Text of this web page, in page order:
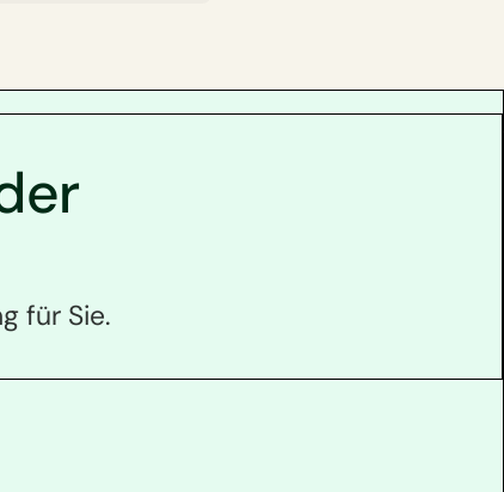
für Sie.